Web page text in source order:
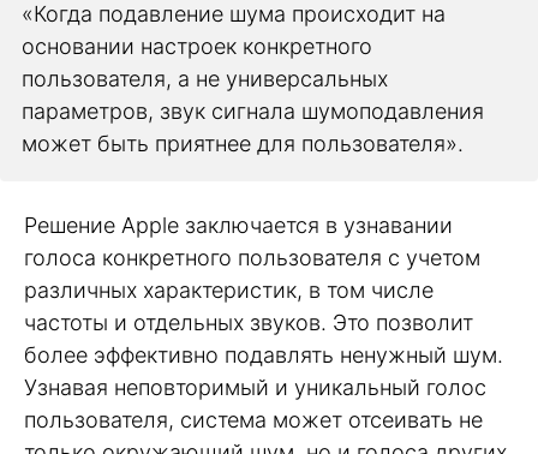
«Когда подавление шума происходит на
основании настроек конкретного
пользователя, а не универсальных
параметров, звук сигнала шумоподавления
может быть приятнее для пользователя».
Решение Apple заключается в узнавании
голоса конкретного пользователя с учетом
различных характеристик, в том числе
частоты и отдельных звуков. Это позволит
более эффективно подавлять ненужный шум.
Узнавая неповторимый и уникальный голос
пользователя, система может отсеивать не